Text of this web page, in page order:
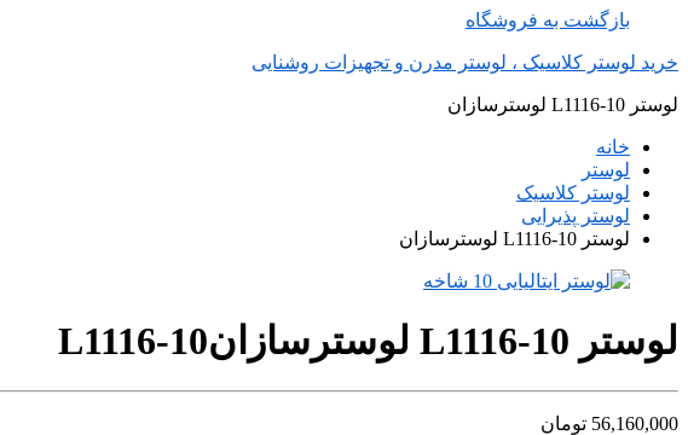
بازگشت به فروشگاه
خرید لوستر کلاسیک ، لوستر مدرن و تجهیزات روشنایی
لوستر L1116-10 لوسترسازان
خانه
لوستر
لوستر کلاسیک
لوستر پذیرایی
لوستر L1116-10 لوسترسازان
لوستر L1116-10 لوسترسازان L1116-10
56,160,000 تومان